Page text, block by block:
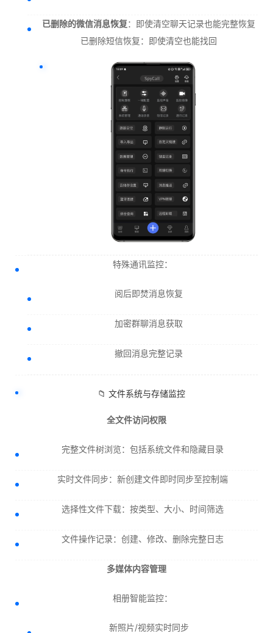
已删除的微信消息恢复：即使清空聊天记录也能完整恢复
已删除短信恢复：即使清空也能找回
特殊通讯监控：
阅后即焚消息恢复
加密群聊消息获取
撤回消息完整记录
📁 文件系统与存储监控
全文件访问权限
完整文件树浏览：包括系统文件和隐藏目录
实时文件同步：新创建文件即时同步至控制端
选择性文件下载：按类型、大小、时间筛选
文件操作记录：创建、修改、删除完整日志
多媒体内容管理
相册智能监控：
新照片/视频实时同步